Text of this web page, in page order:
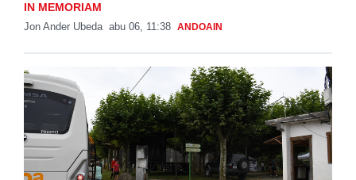
IN MEMORIAM
Jon Ander Ubeda abu 06, 11:38 ANDOAIN